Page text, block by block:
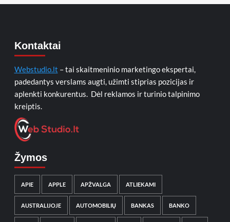
Kontaktai
Webstudio.lt – tai skaitmeninio marketingo ekspertai,
padedantys verslams augti, užimti stiprias pozicijas ir
aplenkti konkurentus. Dėl reklamos ir turinio talpinimo
kreiptis.
Žymos
APIE APPLE APŽVALGA ATLIEKAMI
AUSTRALIJOJE AUTOMOBILIŲ BANKAS BANKO